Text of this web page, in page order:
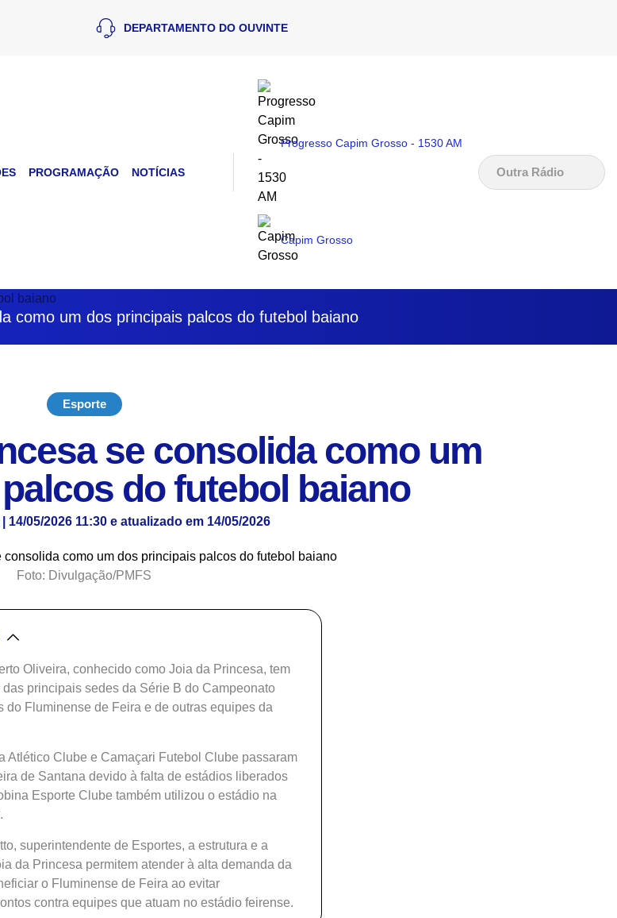
DEPARTAMENTO DO OUVINTE
PROGRAMAÇÃO NOTÍCIAS
Progresso Capim Grosso - 1530 AM
Capim Grosso
Outra Rádio
como um dos principais palcos do futebol baiano
Esporte
se consolida como um
do futebol baiano
14/05/2026 11:30 e atualizado em 14/05/2026
Foto: Divulgação/PMFS
Oliveira, conhecido como Joia da Princesa, tem
principais sedes da Série B do Campeonato
do Fluminense de Feira e de outras equipes da
Atlético Clube e Camaçari Futebol Clube passaram
de Santana devido à falta de estádios liberados
Esporte Clube também utilizou o estádio na
superintendente de Esportes, a estrutura e a
da Princesa permitem atender à alta demanda da
o Fluminense de Feira ao evitar
contra equipes que atuam no estádio feirense.